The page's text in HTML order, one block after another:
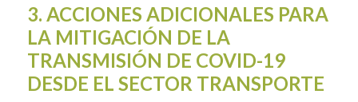
3. ACCIONES ADICIONALES PARA
LA MITIGACIÓN DE LA
TRANSMISIÓN DE COVID-19
DESDE EL SECTOR TRANSPORTE